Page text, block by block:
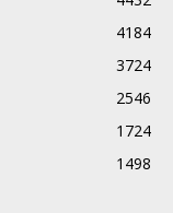
4184
3724
2546
1724
1498